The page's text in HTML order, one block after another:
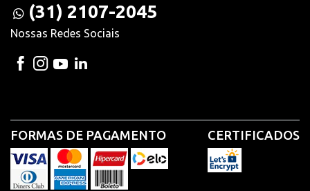
(31) 2107-2045
Nossas Redes Sociais
FORMAS DE PAGAMENTO CERTIFICADOS